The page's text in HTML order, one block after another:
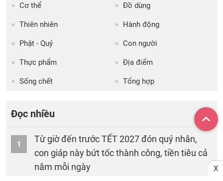
Cơ thể Đồ dùng
Thiên nhiên Hành động
Phật - Quỷ Con người
Thực phẩm Địa điểm
Sống chết Tổng hợp
Đọc nhiều
1
Từ giờ đến trước TẾT 2027 đón quý nhân,
con giáp này bứt tốc thành công, tiền tiêu cả
nắm mỗi ngày
X